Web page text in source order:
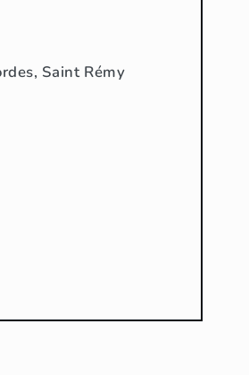
Saint Rémy